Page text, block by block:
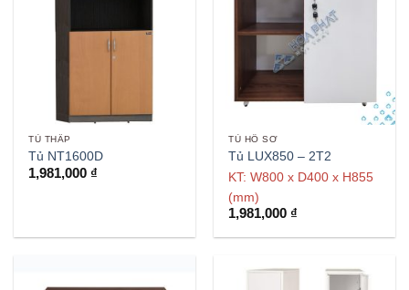
TỦ THẤP
Tủ NT1600D
1,981,000 ₫
TỦ HỒ SƠ
Tủ LUX850 – 2T2
KT: W800 x D400 x H855
(mm)
1,981,000 ₫